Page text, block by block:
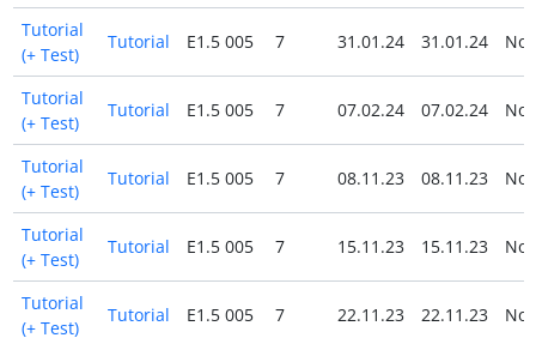
Tutorial
(+ Test)
Tutorial E1.5 005 7 31.01.24 31.01.24 No
Tutorial
(+ Test)
Tutorial E1.5 005 7 07.02.24 07.02.24 No
Tutorial
(+ Test)
Tutorial E1.5 005 7 08.11.23 08.11.23 No
Tutorial
(+ Test)
Tutorial E1.5 005 7 15.11.23 15.11.23 No
Tutorial
(+ Test)
Tutorial E1.5 005 7 22.11.23 22.11.23 No